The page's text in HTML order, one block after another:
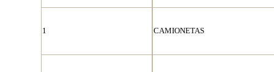
1 CAMIONETAS